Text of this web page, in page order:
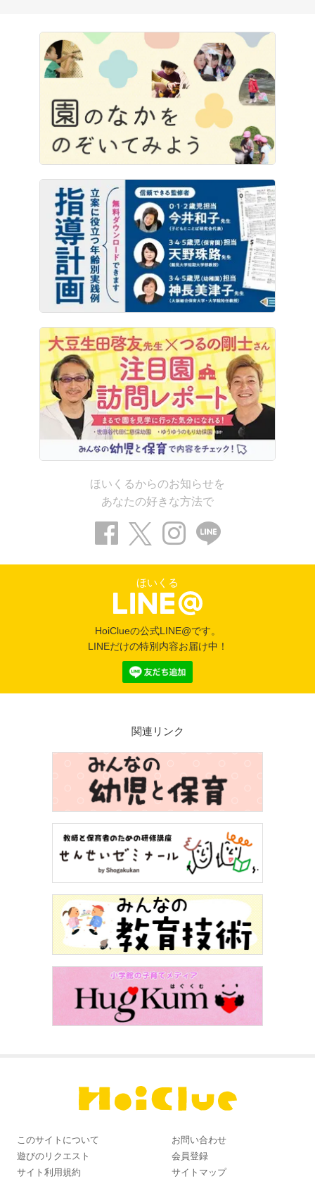
ほいくるからのお知らせを
あなたの好きな方法で
ほいくる
HoiClueの公式LINE@です。
LINEだけの特別内容お届け中！
関連リンク
このサイトについて
お問い合わせ
遊びのリクエスト
会員登録
サイト利用規約
サイトマップ